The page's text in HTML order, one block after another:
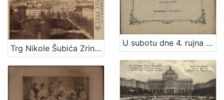
Trg Nikole Šubića Zrinskog / Ivan Standl
U subotu dne 4. rujna 1880. priredjuje Matica hrvatska u slavu sedamdesetgodišnjice Stanka Vraza svečani koncert uz sudjelovanje pjevačkih družtvah "Kola" i "Sloge", gdjice Marije Prikrilove, gg. De-Negri-a, A. Fijana, J. Kratochvila, A. Mandrovića, Iv. pl. Zajca i kazalištnog orkestra / [program] Narodno zemaljsko kazalište u Zagrebu ; [program] Hrv. pjevačko družtvo "Kolo" u Zagrebu